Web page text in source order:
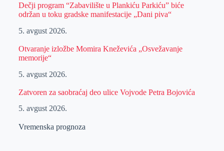
Dečji program “Zabavilište u Plankiću Parkiću” biće
održan u toku gradske manifestacije „Dani piva“
5. avgust 2026.
Otvaranje izložbe Momira Kneževića „Osvežavanje
memorije“
5. avgust 2026.
Zatvoren za saobraćaj deo ulice Vojvode Petra Bojovića
5. avgust 2026.
Vremenska prognoza